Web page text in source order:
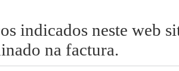
indicados neste web
na factura.